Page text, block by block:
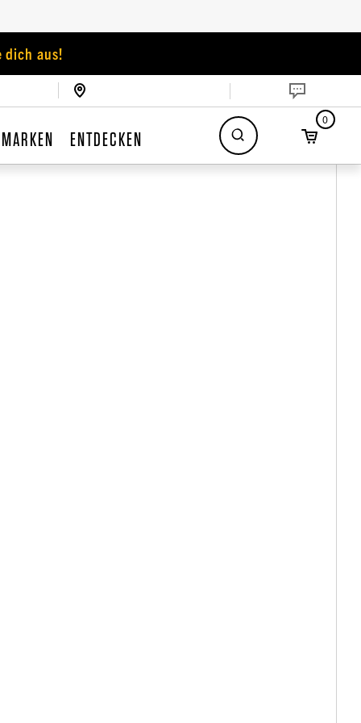
dich aus!
MARKEN ENTDECKEN
0